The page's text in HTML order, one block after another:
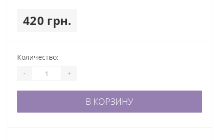
420 грн.
Количество:
- +
В КОРЗИНУ